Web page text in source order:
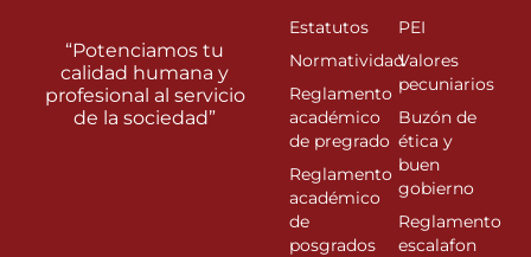
“Potenciamos tu
calidad humana y
profesional al servicio
de la sociedad”
Estatutos
Normatividad
Reglamento
académico
de pregrado
Reglamento
académico
de
posgrados
PEI
Valores
pecuniarios
Buzón de
ética y
buen
gobierno
Reglamento
escalafon